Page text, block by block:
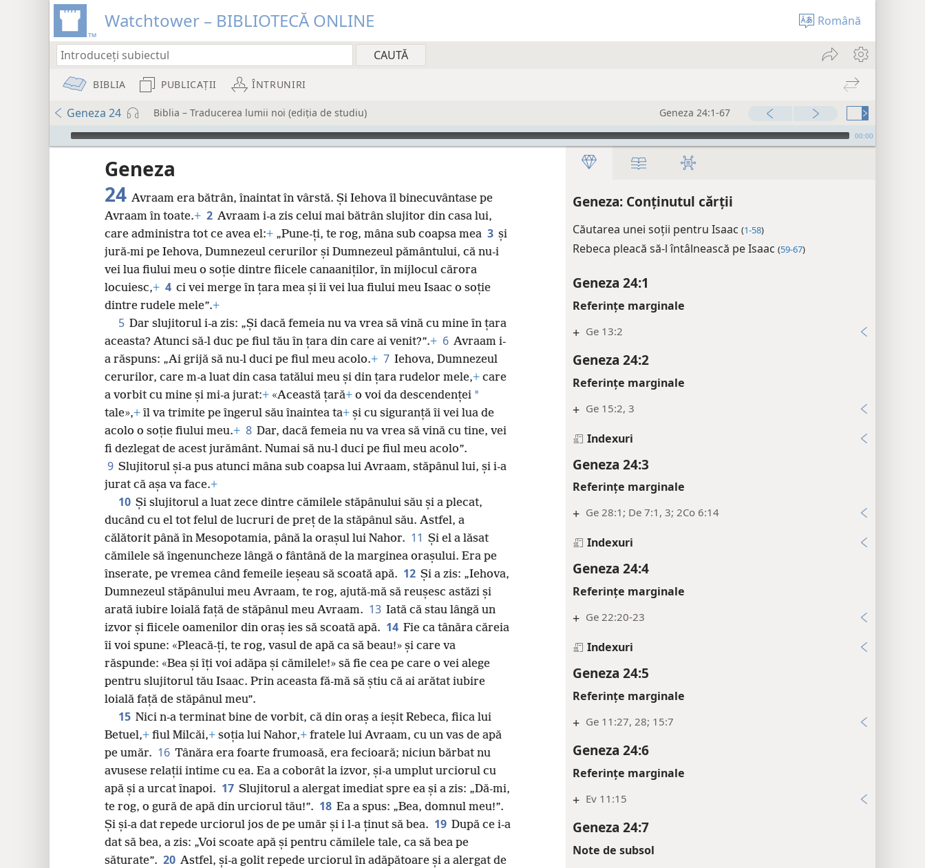
Watchtower – BIBLIOTECĂ ONLINE Română
BIBLIA PUBLICAȚII ÎNTRUNIRI
Geneza 24 Biblia – Traducerea lumii noi (ediția de studiu) Geneza 24:1-67
Audio Player 00:00
Geneza: Conținutul cărții
Căutarea unei soții pentru Isaac (1-58)
Rebeca pleacă să-l întâlnească pe Isaac (59-67)
Geneza 24:1
Referințe marginale
+ Ge 13:2
Geneza 24:2
Referințe marginale
+ Ge 15:2, 3
Indexuri
Geneza 24:3
Referințe marginale
+ Ge 28:1; De 7:1, 3; 2Co 6:14
Indexuri
Geneza 24:4
Referințe marginale
+ Ge 22:20-23
Indexuri
Geneza 24:5
Referințe marginale
+ Ge 11:27, 28; 15:7
Geneza 24:6
Referințe marginale
+ Ev 11:15
Geneza 24:7
Note de subsol
Geneza
24 Avraam era bătrân, înaintat în vârstă. Și Iehova îl binecuvântase pe
Avraam în toate.+ 2 Avraam i-a zis celui mai bătrân slujitor din casa lui,
care administra tot ce avea el:+ „Pune-ți, te rog, mâna sub coapsa mea 3 și
jură-mi pe Iehova, Dumnezeul cerurilor și Dumnezeul pământului, că nu-i
vei lua fiului meu o soție dintre fiicele canaaniților, în mijlocul cărora
locuiesc,+ 4 ci vei merge în țara mea și îi vei lua fiului meu Isaac o soție
dintre rudele mele”.+
5 Dar slujitorul i-a zis: „Și dacă femeia nu va vrea să vină cu mine în țara
aceasta? Atunci să-l duc pe fiul tău în țara din care ai venit?”.+ 6 Avraam i-
a răspuns: „Ai grijă să nu-l duci pe fiul meu acolo.+ 7 Iehova, Dumnezeul
cerurilor, care m-a luat din casa tatălui meu și din țara rudelor mele,+ care
a vorbit cu mine și mi-a jurat:+ «Această țară+ o voi da descendenței *
tale»,+îl va trimite pe îngerul său înaintea ta+ și cu siguranță îi vei lua de
acolo o soție fiului meu.+ 8 Dar, dacă femeia nu va vrea să vină cu tine, vei
fi dezlegat de acest jurământ. Numai să nu-l duci pe fiul meu acolo”.
9 Slujitorul și-a pus atunci mâna sub coapsa lui Avraam, stăpânul lui, și i-a
jurat că așa va face.+
10 Și slujitorul a luat zece dintre cămilele stăpânului său și a plecat,
ducând cu el tot felul de lucruri de preț de la stăpânul său. Astfel, a
călătorit până în Mesopotamia, până la orașul lui Nahor. 11 Și el a lăsat
cămilele să îngenuncheze lângă o fântână de la marginea orașului. Era pe
înserate, pe vremea când femeile ieșeau să scoată apă. 12 Și a zis: „Iehova,
Dumnezeul stăpânului meu Avraam, te rog, ajută-mă să reușesc astăzi și
arată iubire loială față de stăpânul meu Avraam. 13 Iată că stau lângă un
izvor și fiicele oamenilor din oraș ies să scoată apă. 14 Fie ca tânăra căreia
îi voi spune: «Pleacă-ți, te rog, vasul de apă ca să beau!» și care va
răspunde: «Bea și îți voi adăpa și cămilele!» să fie cea pe care o vei alege
pentru slujitorul tău Isaac. Prin aceasta fă-mă să știu că ai arătat iubire
loială față de stăpânul meu”.
15 Nici n-a terminat bine de vorbit, că din oraș a ieșit Rebeca, fiica lui
Betuel,+ fiul Milcăi,+ soția lui Nahor,+ fratele lui Avraam, cu un vas de apă
pe umăr. 16 Tânăra era foarte frumoasă, era fecioară; niciun bărbat nu
avusese relații intime cu ea. Ea a coborât la izvor, și-a umplut urciorul cu
apă și a urcat înapoi. 17 Slujitorul a alergat imediat spre ea și a zis: „Dă-mi,
te rog, o gură de apă din urciorul tău!”. 18 Ea a spus: „Bea, domnul meu!”.
Și și-a dat repede urciorul jos de pe umăr și i l-a ținut să bea. 19 După ce i-a
dat să bea, a zis: „Voi scoate apă și pentru cămilele tale, ca să bea pe
săturate”. 20 Astfel, și-a golit repede urciorul în adăpătoare și a alergat de